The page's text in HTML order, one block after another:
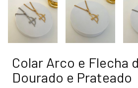
Colar Arco e Flecha
Dourado e Prateado